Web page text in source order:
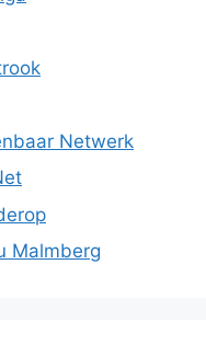
Netwerk
Malmberg